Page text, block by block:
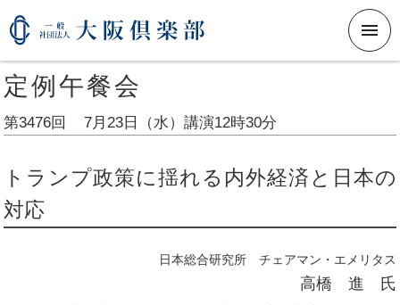
メニ
定例午餐会
第3476回 7月23日（水）講演12時30分
トランプ政策に揺れる内外経済と日本の
対応
日本総合研究所 チェアマン・エメリタス
高橋 進 氏